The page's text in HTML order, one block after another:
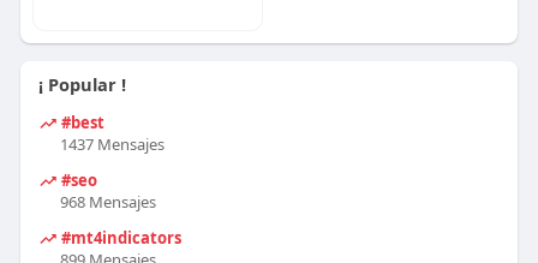
¡ Popular !
#best
1437 Mensajes
#seo
968 Mensajes
#mt4indicators